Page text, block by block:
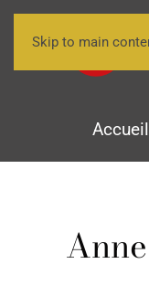
Skip to main
Accueil